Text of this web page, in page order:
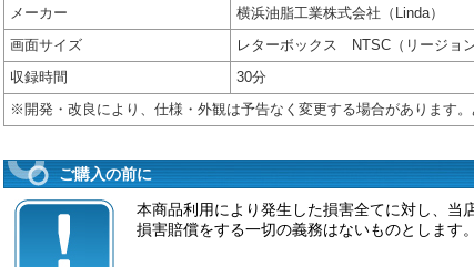
メーカー
横浜油脂工業株式会社（Linda）
画面サイズ
レターボックス NTSC（リージョ
収録時間
30分
※開発・改良により、仕様・外観は予告なく変更する場合があります
ご購入の前に
本商品利用により発生した損害全てに対し、当
損害賠償をする一切の義務はないものとします